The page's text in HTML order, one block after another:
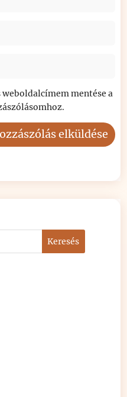
mentése a
elküldése